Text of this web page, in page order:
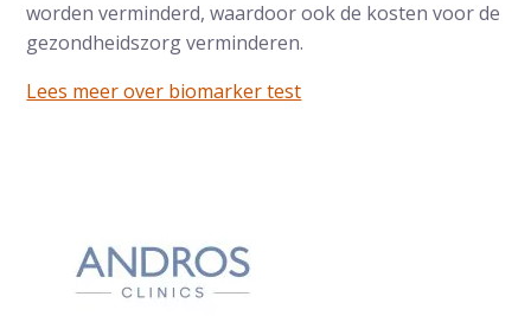
worden verminderd, waardoor ook de kosten voor de
gezondheidszorg verminderen.
Lees meer over biomarker test